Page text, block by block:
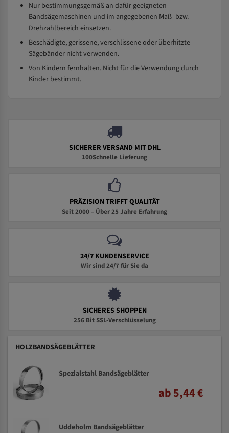
Nur bestimmungsgemäß an dafür geeigneten
Bandsägemaschinen und im angegebenen Maß- bzw.
Drehzahlbereich einsetzen.
Beschädigte, gerissene, verschlissene oder überhitzte
Sägebänder nicht verwenden.
Von Kindern fernhalten. Nicht für die Verwendung durch
Kinder bestimmt.
SICHERER VERSAND MIT DHL
100Schnelle Lieferung
PRÄZISION TRIFFT QUALITÄT
Seit 2000 – Über 25 Jahre Erfahrung
24/7 KUNDENSERVICE
Wir sind 24/7 für Sie da
SICHERES SHOPPEN
256 Bit SSL-Verschlüsselung
HOLZBANDSÄGEBLÄTTER
Spezialstahl Bandsägeblätter
ab 5,44 €
Uddeholm Bandsägeblätter